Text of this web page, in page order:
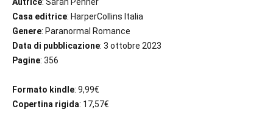
Casa editrice: HarperCollins Italia
Genere: Paranormal Romance
Data di pubblicazione: 3 ottobre 2023
Pagine: 356
Formato kindle: 9,99€
Copertina rigida: 17,57€